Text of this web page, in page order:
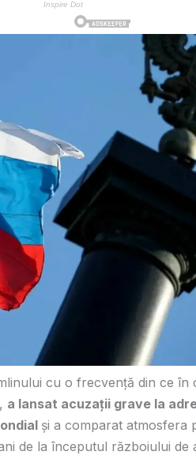
cu o frecvență din ce în
a lansat acuzații grave la
și a comparat atmosfera
de la începutul războiului de